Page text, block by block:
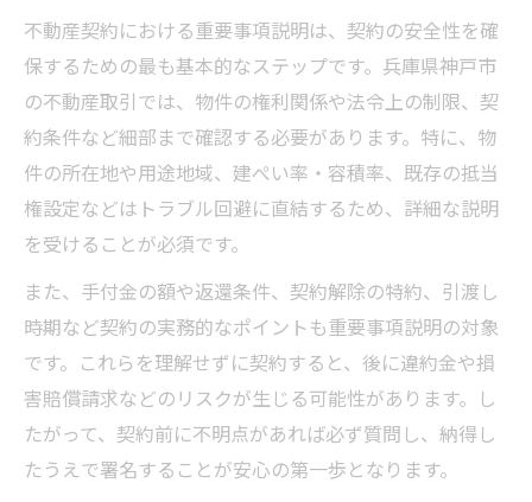
不動産契約における重要事項説明は、契約の安全性を確
保するための最も基本的なステップです。兵庫県神戸市
の不動産取引では、物件の権利関係や法令上の制限、契
約条件など細部まで確認する必要があります。特に、物
件の所在地や用途地域、建ぺい率・容積率、既存の抵当
権設定などはトラブル回避に直結するため、詳細な説明
を受けることが必須です。
また、手付金の額や返還条件、契約解除の特約、引渡し
時期など契約の実務的なポイントも重要事項説明の対象
です。これらを理解せずに契約すると、後に違約金や損
害賠償請求などのリスクが生じる可能性があります。し
たがって、契約前に不明点があれば必ず質問し、納得し
たうえで署名することが安心の第一歩となります。